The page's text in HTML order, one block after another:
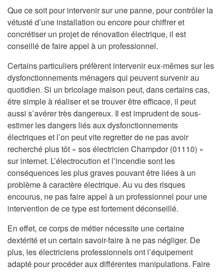
Que ce soit pour intervenir sur une panne, pour contrôler la
vétusté d’une installation ou encore pour chiffrer et
concrétiser un projet de rénovation électrique, il est
conseillé de faire appel à un professionnel.
Certains particuliers préfèrent intervenir eux-mêmes sur les
dysfonctionnements ménagers qui peuvent survenir au
quotidien. Si un bricolage maison peut, dans certains cas,
être simple à réaliser et se trouver être efficace, il peut
aussi s’avérer très dangereux. Il est imprudent de sous-
estimer les dangers liés aux dysfonctionnements
électriques et l’on peut vite regretter de ne pas avoir
recherché plus tôt « sos électricien Champdor (01110) »
sur internet. L’électrocution et l’incendie sont les
conséquences les plus graves pouvant être liées à un
problème à caractère électrique. Au vu des risques
encourus, ne pas faire appel à un professionnel pour une
intervention de ce type est fortement déconseillé.
En effet, ce corps de métier nécessite une certaine
dextérité et un certain savoir-faire à ne pas négliger. De
plus, les électriciens professionnels ont l’équipement
adapté pour procéder aux différentes manipulations. Faire